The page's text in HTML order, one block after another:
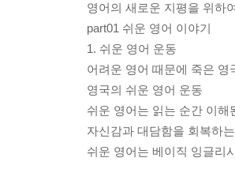
영어의 새로운 지평을 위하
part01 쉬운 영어 이야기
1. 쉬운 영어 운동
어려운 영어 때문에 죽은 영
영국의 쉬운 영어 운동
쉬운 영어는 읽는 순간 이해
자신감과 대담함을 회복하
쉬운 영어는 베이직 잉글리